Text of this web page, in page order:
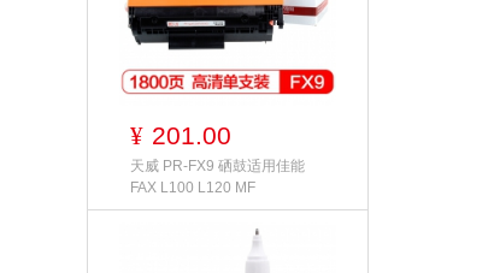
¥ 201.00
天威 PR-FX9 硒鼓适用佳能
FAX L100 L120 MF